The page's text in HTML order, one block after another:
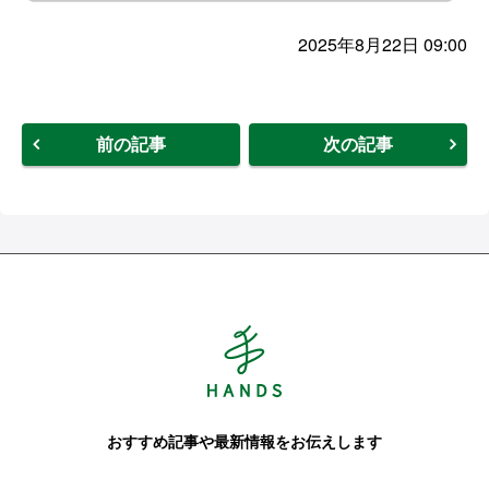
2025年8月22日 09:00
前の記事 次の記事
おすすめ記事や最新情報をお伝えします